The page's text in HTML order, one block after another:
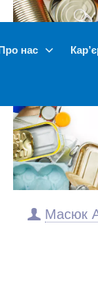
нас
Масюк